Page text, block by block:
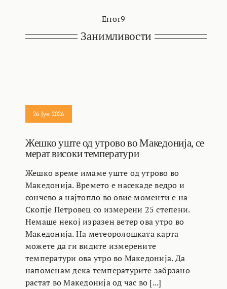
Error9
Занимливости
26 Јун 2026
Жешко уште од утрово во Македонија, се
мерат високи температури
Жешко време имаме уште од утрово во
Македонија. Времето е насекаде ведро и
сончево а најтопло во овие моменти е на
Скопје Петровец со измерени 25 степени.
Немаше некој изразен ветер ова утро во
Македонија. На метеоролошката карта
можете да ги видите измерените
температури ова утро во Македонија. Да
напоменам дека температурите забрзано
растат во Македонија од час во [...]